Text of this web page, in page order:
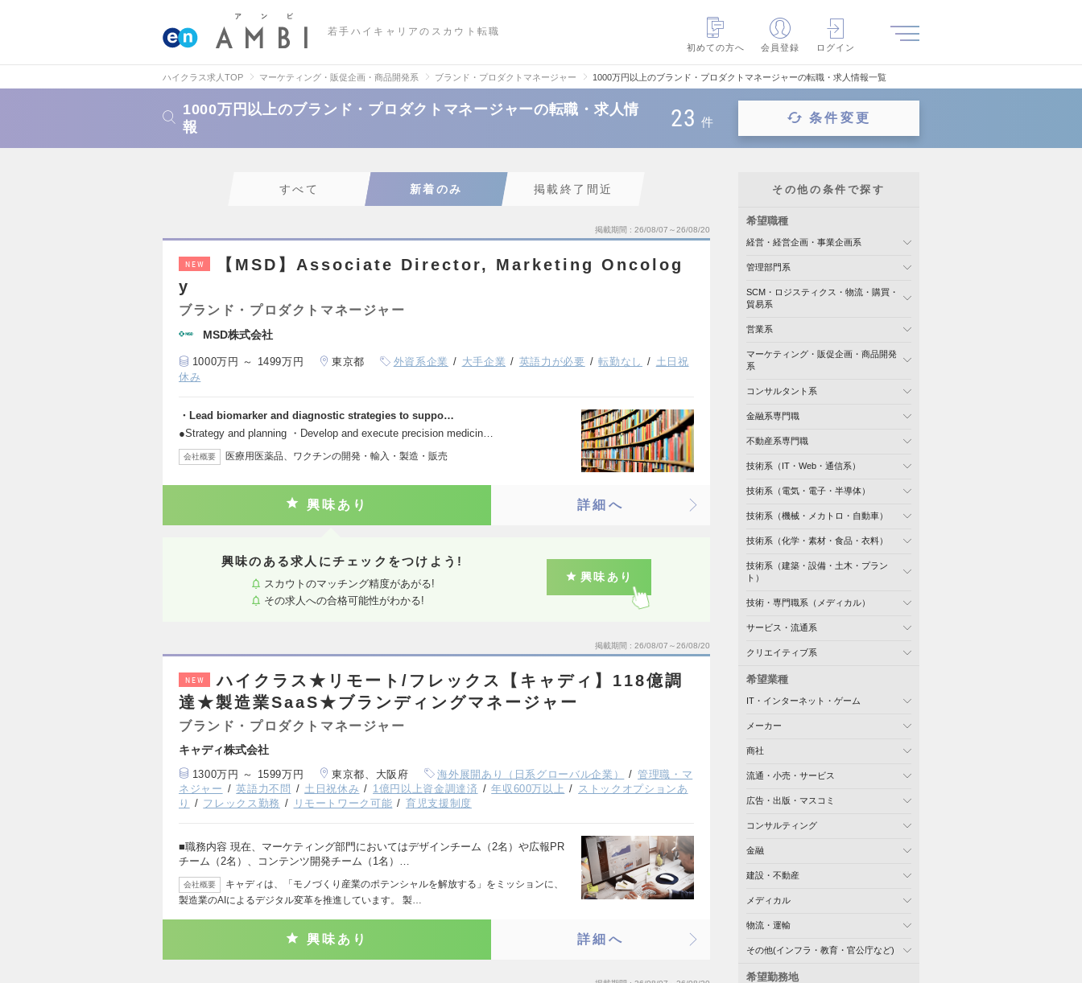
若手ハイキャリアのスカウト転職
初めての方へ
会員登録 ログイン
ハイクラス求人TOP マーケティング・販促企画・商品開発系 ブランド・プロダクトマネージャー 1000万円以上のブランド・プロダクトマネージャーの転職・求人情報一覧
1000万円以上のブランド・プロダクトマネージャーの転職・求人情
報
23 件 条件変更
すべて 新着のみ 掲載終了間近
掲載期間 26/08/07～26/08/20
NEW
【MSD】Associate Director, Marketing Oncolog
y
ブランド・プロダクトマネージャー
MSD株式会社
1000万円 ～ 1499万円 東京都 外資系企業 大手企業 英語力が必要 転勤なし
土日祝
休み
・Lead biomarker and diagnostic strategies to suppo…
●Strategy and planning ・Develop and execute precision medicin…
会社概要 医療用医薬品、ワクチンの開発・輸入・製造・販売
興味あり 詳細へ
興味のある求人にチェックをつけよう!
スカウトのマッチング精度があがる!
その求人への合格可能性がわかる!
興味あり
掲載期間 26/08/07～26/08/20
NEW
ハイクラス★リモート/フレックス【キャディ】118億調
達★製造業SaaS★ブランディングマネージャー
ブランド・プロダクトマネージャー
キャディ株式会社
1300万円 ～ 1599万円 東京都、大阪府 海外展開あり（日系グローバル企業）
管理職・マ
ネジャー
英語力不問 土日祝休み 1億円以上資金調達済 年収600万以上
ストックオプションあ
り
フレックス勤務 リモートワーク可能 育児支援制度
■職務内容 現在、マーケティング部門においてはデザインチーム（2名）や広報PR
チーム（2名）、コンテンツ開発チーム（1名）…
会社概要
キャディは、「モノづくり産業のポテンシャルを解放する」をミッションに、
製造業のAIによるデジタル変革を推進しています。 製…
興味あり 詳細へ
その他の条件で探す
希望職種
経営・経営企画・事業企画系
管理部門系
SCM・ロジスティクス・物流・購買・
貿易系
営業系
マーケティング・販促企画・商品開発
系
コンサルタント系
金融系専門職
不動産系専門職
技術系（IT・Web・通信系）
技術系（電気・電子・半導体）
技術系（機械・メカトロ・自動車）
技術系（化学・素材・食品・衣料）
技術系（建築・設備・土木・プラン
ト）
技術・専門職系（メディカル）
サービス・流通系
クリエイティブ系
希望業種
IT・インターネット・ゲーム
メーカー
商社
流通・小売・サービス
広告・出版・マスコミ
コンサルティング
金融
建設・不動産
メディカル
物流・運輸
その他(インフラ・教育・官公庁など)
希望勤務地